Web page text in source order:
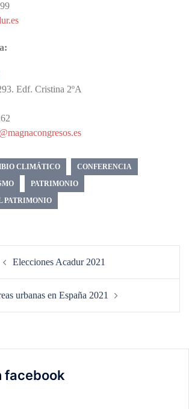
Edf. Cristina 2ºA
CLIMÁTICO
CONFERENCIA
PATRIMONIO
PATRIMONIO
Elecciones Acadur 2021
urbanas en España 2021
facebook